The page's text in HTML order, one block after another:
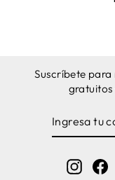
Suscríbete
gratuitos
CORREO